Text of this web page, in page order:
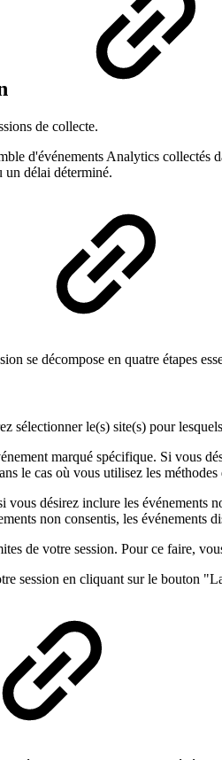
de collecte.
d'événements Analytics
un délai déterminé.
se décompose en quatre étapes
sélectionner le(s) site(s) pour
marqué spécifique. Si vous
le cas où vous utilisez les
vous désirez inclure les
non consentis, les
de votre session. Pour ce faire,
session en cliquant sur le bouton